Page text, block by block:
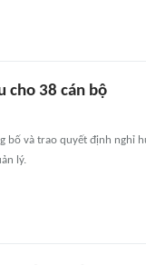
cho 38 cán bộ
bố và trao quyết định nghỉ
lý.